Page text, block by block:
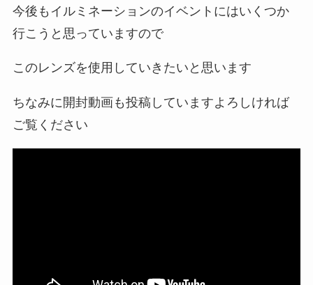
今後もイルミネーションのイベントにはいくつか
行こうと思っていますので
このレンズを使用していきたいと思います
ちなみに開封動画も投稿していますよろしければ
ご覧ください